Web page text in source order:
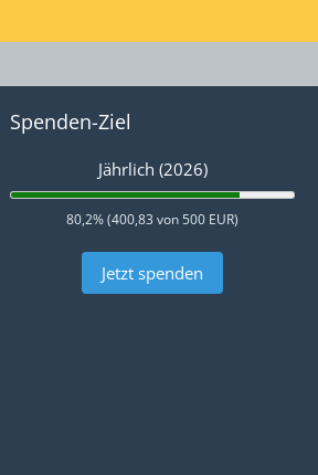
Spenden-Ziel
Jährlich (2026)
80,2% (400,83 von 500 EUR)
Jetzt spenden